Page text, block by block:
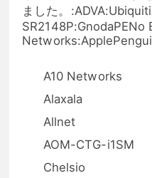
ました。
SR2148P:GnodaPENo
A10 Networks
Alaxala
Allnet
AOM-CTG-i1SM
Chelsio